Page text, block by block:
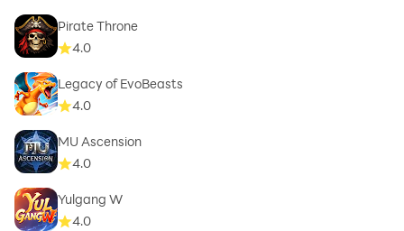
Pirate Throne
4.0
Legacy of EvoBeasts
4.0
MU Ascension
4.0
Yulgang W
4.0